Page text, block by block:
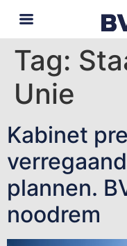
Tag:
Unie
Kabinet
plannen.
noodrem